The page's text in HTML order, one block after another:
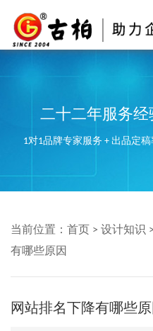
二十二年服务经
1对1品牌专家服务 + 出品定
当前位置： 首页 > 设计知识 >
有哪些原因
网站排名下降有哪些原